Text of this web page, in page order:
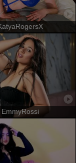
EmmyRossi